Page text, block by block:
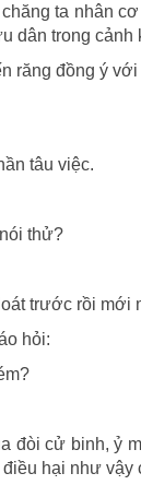
ta nhân
dân trong cảnh
răng đồng ý
tâu việc.
thử?
trước rồi mới
hỏi:
đòi cử binh, ỷ
hại như vậy